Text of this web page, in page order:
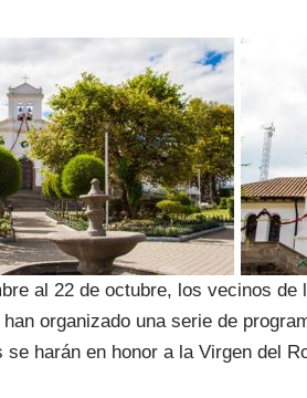
al 22 de octubre, los vecinos de
organizado una serie de
se harán en honor a la Virgen del